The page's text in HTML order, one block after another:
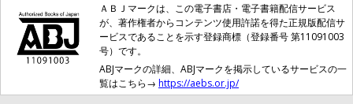
ＡＢＪマークは、この電子書店・電子書籍配信サービス
が、著作権者からコンテンツ使用許諾を得た正規版配信サ
ービスであることを示す登録商標（登録番号 第11091003
号）です。
ABJマークの詳細、ABJマークを掲示しているサービスの一
覧はこちら→ https://aebs.or.jp/